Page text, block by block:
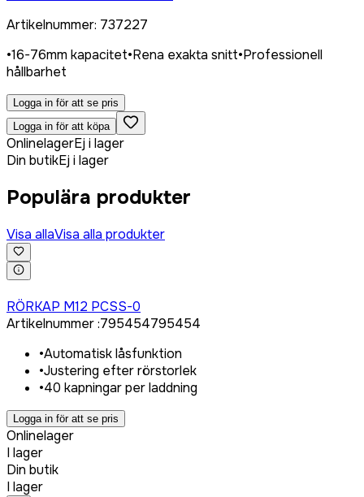
Artikelnummer: 737227
•16-76mm kapacitet•Rena exakta snitt•Professionell
hållbarhet
Logga in för att se pris
Logga in för att köpa
OnlinelagerEj i lager
Din butikEj i lager
Populära produkter
Visa allaVisa alla produkter
RÖRKAP M12 PCSS-0
Artikelnummer:795454795454
•Automatisk låsfunktion
•Justering efter rörstorlek
•40 kapningar per laddning
Logga in för att se pris
Onlinelager
I lager
Din butik
I lager